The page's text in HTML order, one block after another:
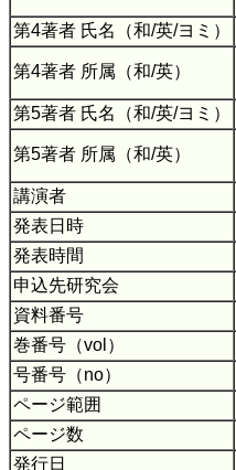
第4著者 氏名（和/英/ヨミ）
第4著者 所属（和/英）
第5著者 氏名（和/英/ヨミ）
第5著者 所属（和/英）
講演者
発表日時
発表時間
申込先研究会
資料番号
巻番号（vol）
号番号（no）
ページ範囲
ページ数
発行日